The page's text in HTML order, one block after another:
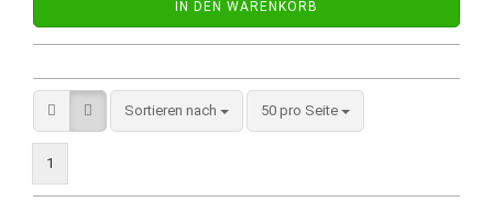
IN DEN WARENKORB
Sortieren nach 50 pro Seite
1